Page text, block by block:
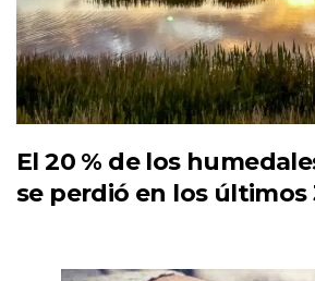
El 20 % de los
se perdió en los últimos